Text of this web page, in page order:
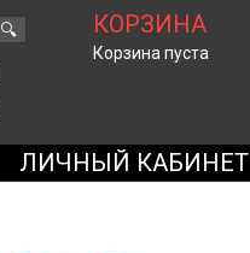
🔍 КОРЗИНА
Корзина пуста
ЛИЧНЫЙ КАБИНЕТ